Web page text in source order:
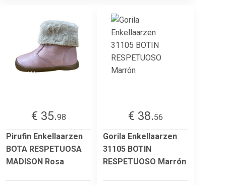
€ 35.98
Pirufin Enkellaarzen
BOTA RESPETUOSA
MADISON Rosa
€ 38.56
Gorila Enkellaarzen
31105 BOTIN
RESPETUOSO Marrón